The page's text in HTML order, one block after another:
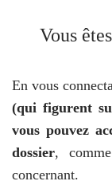
Vous
En vous
(qui figurent
vous pouvez
dossier,
concernant.